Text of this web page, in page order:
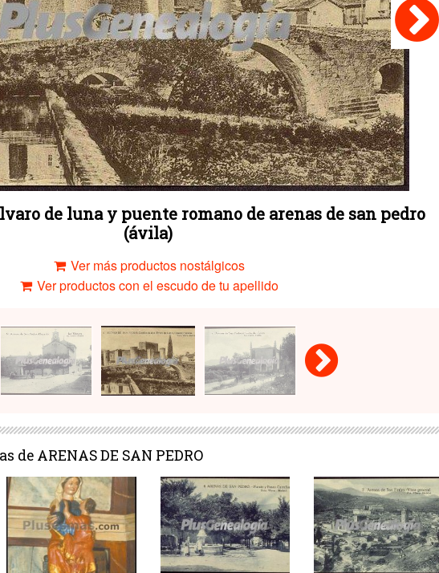
de luna y puente romano de arenas de san pedro
(ávila)
Ver más productos nostálgicos
Ver productos con el escudo de tu apellido
de ARENAS DE SAN PEDRO